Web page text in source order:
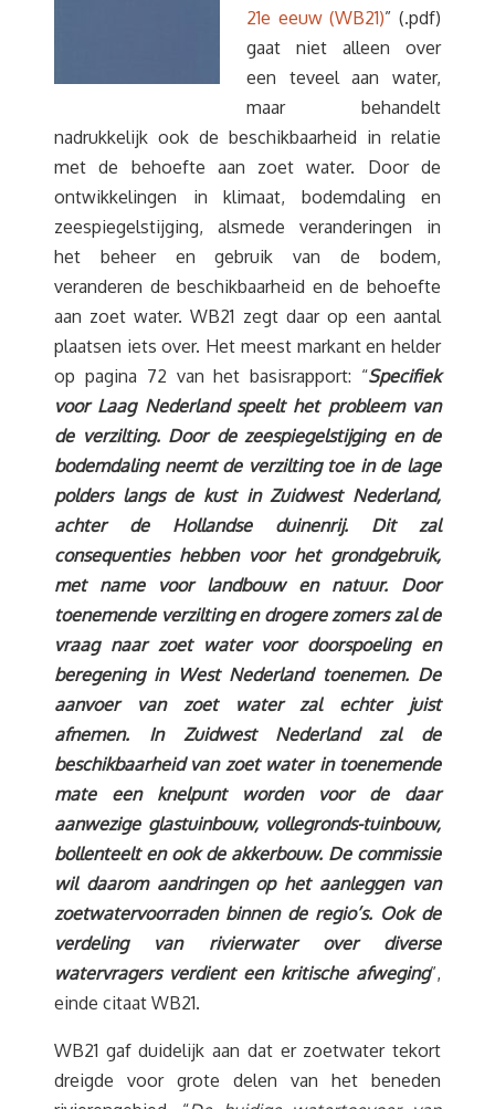
21e eeuw (WB21)” (.pdf)
gaat niet alleen over
een teveel aan water,
maar behandelt
nadrukkelijk ook de beschikbaarheid in relatie
met de behoefte aan zoet water. Door de
ontwikkelingen in klimaat, bodemdaling en
zeespiegelstijging, alsmede veranderingen in
het beheer en gebruik van de bodem,
veranderen de beschikbaarheid en de behoefte
aan zoet water. WB21 zegt daar op een aantal
plaatsen iets over. Het meest markant en helder
op pagina 72 van het basisrapport: “Specifiek
voor Laag Nederland speelt het probleem van
de verzilting. Door de zeespiegelstijging en de
bodemdaling neemt de verzilting toe in de lage
polders langs de kust in Zuidwest Nederland,
achter de Hollandse duinenrij. Dit zal
consequenties hebben voor het grondgebruik,
met name voor landbouw en natuur. Door
toenemende verzilting en drogere zomers zal de
vraag naar zoet water voor doorspoeling en
beregening in West Nederland toenemen. De
aanvoer van zoet water zal echter juist
afnemen. In Zuidwest Nederland zal de
beschikbaarheid van zoet water in toenemende
mate een knelpunt worden voor de daar
aanwezige glastuinbouw, vollegronds-tuinbouw,
bollenteelt en ook de akkerbouw. De commissie
wil daarom aandringen op het aanleggen van
zoetwatervoorraden binnen de regio’s. Ook de
verdeling van rivierwater over diverse
watervragers verdient een kritische afweging”,
einde citaat WB21.
WB21 gaf duidelijk aan dat er zoetwater tekort
dreigde voor grote delen van het beneden